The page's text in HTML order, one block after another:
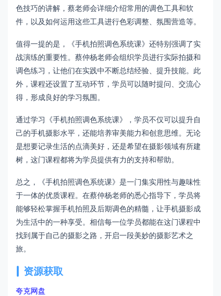
色技巧的讲解，蔡老师会详细介绍常用的调色工具和软
件，以及如何运用这些工具进行色彩调整、氛围营造等。
值得一提的是，《手机拍照调色系统课》还特别强调了实
战演练的重要性。蔡仲杨老师会组织学员进行实际拍摄和
调色练习，让他们在实践中不断总结经验、提升技能。此
外，课程还设置了互动环节，学员可以随时提问、交流心
得，形成良好的学习氛围。
通过学习《手机拍照调色系统课》，学员不仅可以提升自
己的手机摄影水平，还能培养审美能力和创意思维。无论
是想要记录生活的点滴美好，还是希望在摄影领域有所建
树，这门课程都将为学员提供有力的支持和帮助。
总之，《手机拍照调色系统课》是一门集实用性与趣味性
于一体的优质课程。在蔡仲杨老师的悉心指导下，学员将
能够轻松掌握手机拍照及后期调色的精髓，让手机摄影成
为生活中的一种享受。相信每一位学员都能在这门课程中
找到属于自己的摄影之路，开启一段美妙的摄影艺术之
旅。
资源获取
夸克网盘